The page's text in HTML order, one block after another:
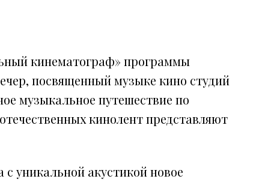
кинематограф» программы
посвященный музыке кино студий
музыкальное путешествие по
кинолент представляют
уникальной акустикой новое